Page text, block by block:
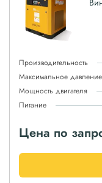
Производительность
Максимальное давление
Мощность двигателя
Питание
Цена по